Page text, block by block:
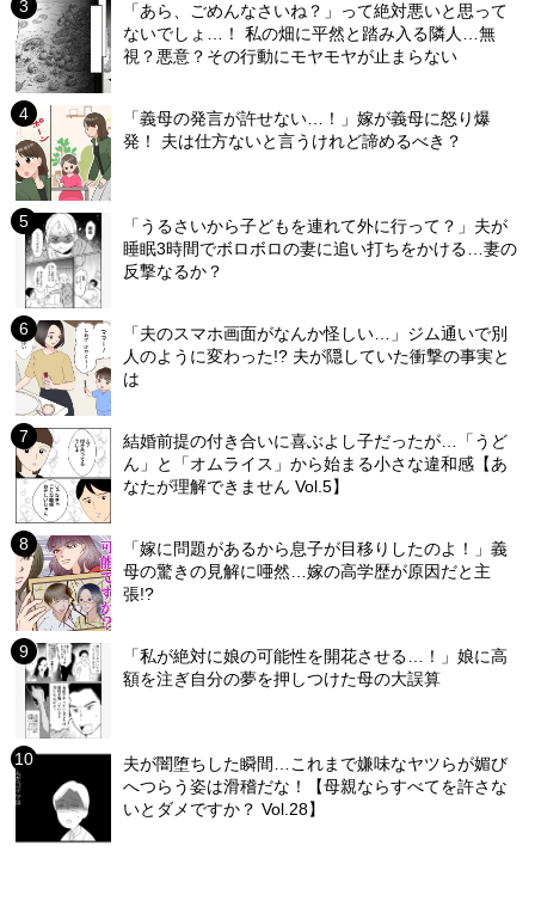
「あら、ごめんなさいね？」って絶対悪いと思って
ないでしょ…！ 私の畑に平然と踏み入る隣人…無
視？悪意？その行動にモヤモヤが止まらない
「義母の発言が許せない…！」嫁が義母に怒り爆
発！ 夫は仕方ないと言うけれど諦めるべき？
「うるさいから子どもを連れて外に行って？」夫が
睡眠3時間でボロボロの妻に追い打ちをかける…妻の
反撃なるか？
「夫のスマホ画面がなんか怪しい…」ジム通いで別
人のように変わった!? 夫が隠していた衝撃の事実と
は
結婚前提の付き合いに喜ぶよし子だったが…「うど
ん」と「オムライス」から始まる小さな違和感【あ
なたが理解できません Vol.5】
「嫁に問題があるから息子が目移りしたのよ！」義
母の驚きの見解に唖然…嫁の高学歴が原因だと主
張!?
「私が絶対に娘の可能性を開花させる…！」娘に高
額を注ぎ自分の夢を押しつけた母の大誤算
夫が闇堕ちした瞬間…これまで嫌味なヤツらが媚び
へつらう姿は滑稽だな！【母親ならすべてを許さな
いとダメですか？ Vol.28】